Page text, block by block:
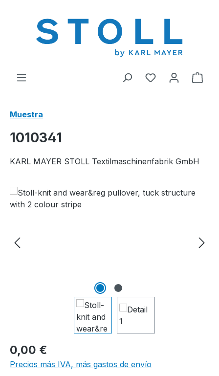
Tienes 0 El
Muestra
1010341
KARL MAYER STOLL Textilmaschinenfabrik GmbH
Omitir galería de imágenes
0,00 €
Precios más IVA, más gastos de envío